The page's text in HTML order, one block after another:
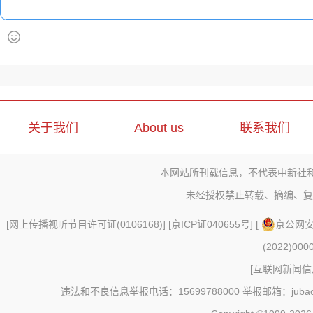
关于我们 About us 联系我们
本网站所刊载信息，不代表中新社
未经授权禁止转载、摘编、
[网上传播视听节目许可证(0106168)] [京ICP证040655号] [
京公网
[互联网新闻
违法和不良信息举报电话：15699788000 举报邮箱：